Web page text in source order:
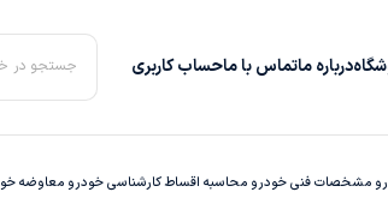
درباره‌ ماتماس با ماحساب کاربری جستجو در
مشخصات فنی خودرو محاسبه اقساطکارشناسی خودرو معاوضه